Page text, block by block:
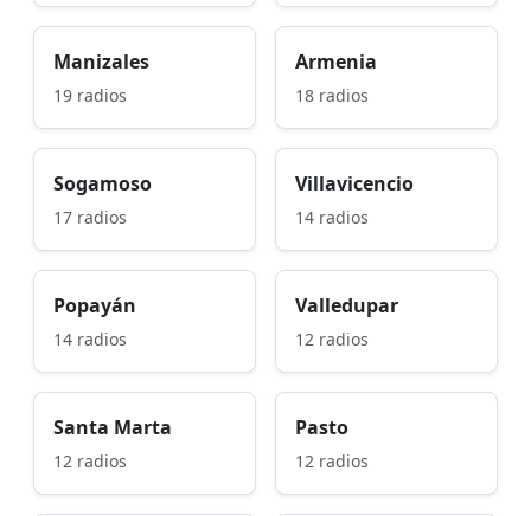
Manizales
19 radios
Armenia
18 radios
Sogamoso
17 radios
Villavicencio
14 radios
Popayán
14 radios
Valledupar
12 radios
Santa Marta
12 radios
Pasto
12 radios